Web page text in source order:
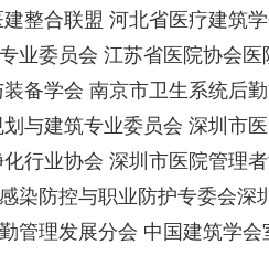
整合联盟 河北省医疗建筑
业委员会 江苏省医院协会
备学会 南京市卫生系统后
与建筑专业委员会 深圳市
行业协会 深圳市医院管理
染防控与职业防护专委会深
管理发展分会 中国建筑学